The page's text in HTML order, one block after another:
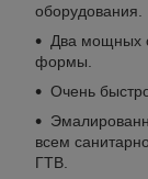
оборудования.
Два мощных
формы.
Очень
всем
ГТВ.